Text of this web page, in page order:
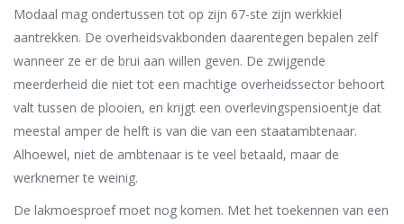
Modaal mag ondertussen tot op zijn 67-ste zijn werkkiel
aantrekken. De overheidsvakbonden daarentegen bepalen zelf
wanneer ze er de brui aan willen geven. De zwijgende
meerderheid die niet tot een machtige overheidssector behoort
valt tussen de plooien, en krijgt een overlevingspensioentje dat
meestal amper de helft is van die van een staatambtenaar.
Alhoewel, niet de ambtenaar is te veel betaald, maar de
werknemer te weinig.
De lakmoesproef moet nog komen. Met het toekennen van een